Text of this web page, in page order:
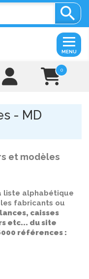

0
MENU
- MD
et modèles
liste alphabétique
fabricants ou
caisses
etc... du site
références :